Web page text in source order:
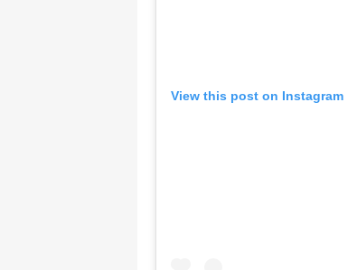
View this post on Instagram